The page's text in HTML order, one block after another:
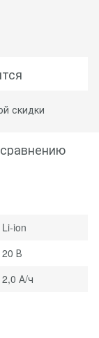
скидки
Li-ion
20 В
2,0 А/ч